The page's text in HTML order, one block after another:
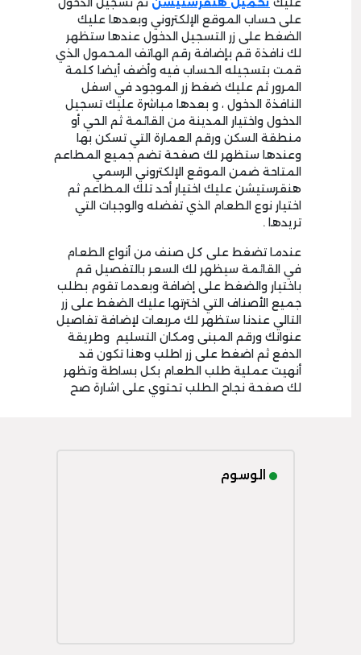
على حساب الموقع الإلكتروني وبعدها عليك
الضغط على زر التسجيل الدخول عندها ستظهر
لك نافذة قم بإضافة رقم الهاتف المحمول الذي
قمت بتسجيله الحساب فيه وأضف أيضا كلمة
المرور ثم عليك ضغط زر الموجود في اسفل
النافذة الدخول ، و بعدها مباشرة عليك تسجيل
الدخول واختيار المدينة من القائمة ثم الحي أو
منطقة السكن ورقم العمارة التي تسكن بها
وعندها ستظهر لك صفحة تضم جميع المطاعم
المتاحة ضمن الموقع الإلكتروني الرسمي
هنقرستيشن عليك اختيار أحد تلك المطاعم ثم
اختيار نوع الطعام الذي تفضله والوجبات التي
تريدها .
عندما تضغط على كل صنف من أنواع الطعام
في القائمة سيظهر لك السعر بالتفصيل قم
باختيار والضغط على إضافة وبعدما تقوم بطلب
جميع الأصناف التي اخترتها عليك الضغط على زر
التالي عندنا ستظهر لك مربعات لإضافة تفاصيل
عنوانك ورقم المبنى ومكان التسليم وطريقة
الدفع ثم اضغط على زر اطلب وهنا تكون قد
أنهيت عملية طلب الطعام بكل بساطة وتظهر
لك صفحة نجاح الطلب تحتوي على اشارة صح
الوسوم